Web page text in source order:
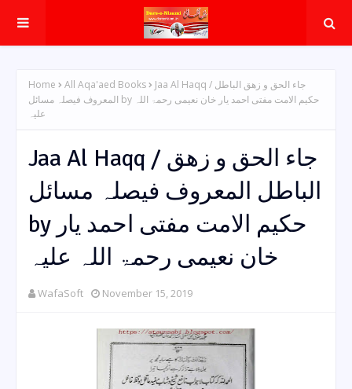
Home All Aqa'aed Books
Jaa Al Haqq / جاء الحق و زھق الباطل
المعروف فیصلہ مسائل by حکیم الامت مفتی احمد یار خان نعیمی رحمۃ اللہ
علیہ
Jaa Al Haqq / جاء الحق و زھق
الباطل المعروف فیصلہ مسائل
by حکیم الامت مفتی احمد یار
خان نعیمی رحمۃ اللہ علیہ
WafaSoft November 15, 2019